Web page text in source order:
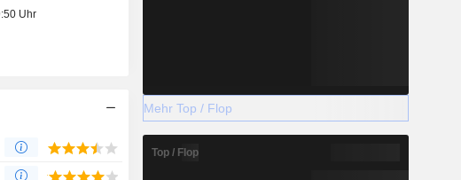
Uhr
Mehr Top / Flop
Top / Flop